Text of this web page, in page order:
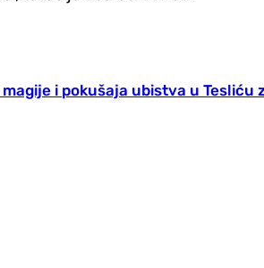
magije i pokušaja ubistva u